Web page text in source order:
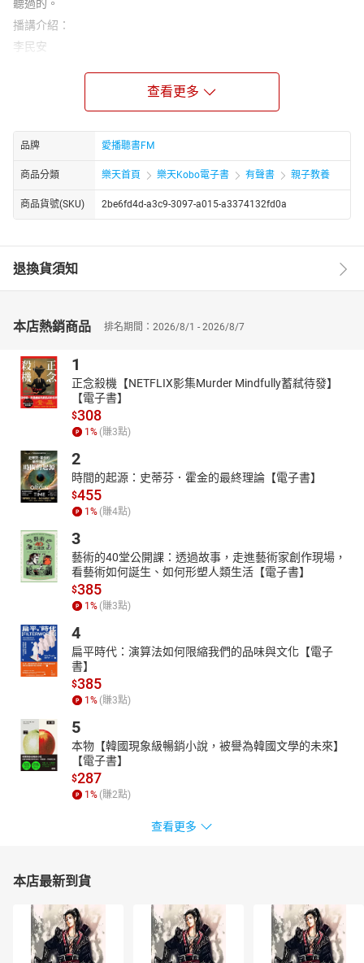
聽過的。
播講介紹：
李民安
至於還不會的是哪一樣？她說：「我得想想。」而深知女兒心性的
因為膽子大，所以敢講、敢寫、敢畫、敢唱，然後多講、多寫、多
畫、多唱的結果，技巧日益純熟，人家便稱讚她會講、會寫、會
畫、會唱。
她寫的東西也和她的興趣一樣廣泛，也因膽大而敢於在報導文學、
幽默散文、親子關係，和小說間「遊走」。在三民出版了《解剖大
佛啟示：釋迦牟尼》、《新政先生：富蘭克林‧羅斯福》、《可
可‧香奈兒》、《柴契爾夫人》、《高第》、《鄧肯》等十一本童
章節名稱：
查看更多
品牌 愛播聽書FM
商品分類 樂天首頁 樂天Kobo電子書 有聲書 親子教養
商品貨號(SKU) 2be6fd4d-a3c9-3097-a015-a3374132fd0a
退換貨須知
本店熱銷商品 排名期間：2026/8/1 - 2026/8/7
1
正念殺機【NETFLIX影集Murder Mindfully蓄弒待發】
【電子書】
$308
1 % (賺3點)
2
時間的起源：史蒂芬．霍金的最終理論【電子書】
$455
1 % (賺4點)
3
藝術的40堂公開課：透過故事，走進藝術家創作現場，
看藝術如何誕生、如何形塑人類生活【電子書】
$385
1 % (賺3點)
4
扁平時代：演算法如何限縮我們的品味與文化【電子
書】
$385
1 % (賺3點)
5
本物【韓國現象級暢銷小說，被譽為韓國文學的未來】
【電子書】
$287
1 % (賺2點)
查看更多
本店最新到貨